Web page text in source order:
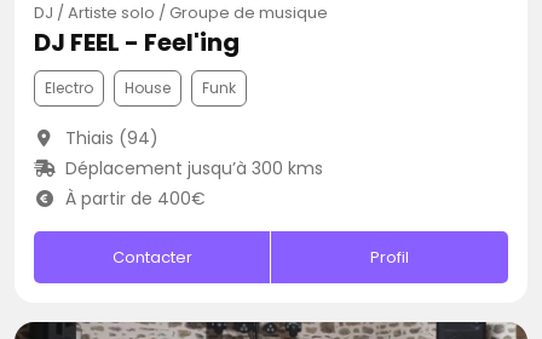
DJ / Artiste solo / Groupe de musique
DJ FEEL - Feel'ing
Electro House Funk
Thiais (94)
Déplacement jusqu’à 300 kms
À partir de 400€
Contacter Profil